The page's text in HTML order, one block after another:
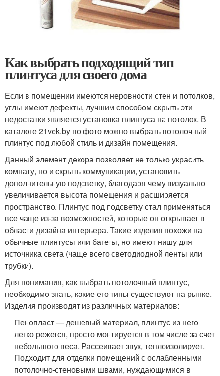
Как выбрать подходящий тип
плинтуса для своего дома
Если в помещении имеются неровности стен и потолков,
углы имеют дефекты, лучшим способом скрыть эти
недостатки является установка плинтуса на потолок. В
каталоге 21vek.by по фото можно выбрать потолочный
плинтус под любой стиль и дизайн помещения.
Данный элемент декора позволяет не только украсить
комнату, но и скрыть коммуникации, установить
дополнительную подсветку, благодаря чему визуально
увеличивается высота помещения и расширяется
пространство. Плинтус под подсветку стал применяться
все чаще из-за возможностей, которые он открывает в
области дизайна интерьера. Такие изделия похожи на
обычные плинтусы или багеты, но имеют нишу для
источника света (чаще всего светодиодной ленты или
трубки).
Для понимания, как выбрать потолочный плинтус,
необходимо знать, какие его типы существуют на рынке.
Изделия производят из различных материалов:
Пенопласт — дешевый материал, плинтус из него
легко режется, просто монтируется в том числе за счет
небольшого веса. Рассеивает звук, теплоизолирует.
Подходит для отделки помещений с ослабленными
потолочно-стеновыми швами, нуждающимися в